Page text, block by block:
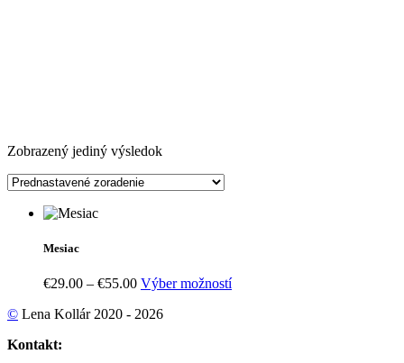
Zobrazený jediný výsledok
Mesiac
€29.00 – €55.00Price
€29.00
Výber možnostíTento
© Lena Kollár 2020 - 2026
Kontakt: